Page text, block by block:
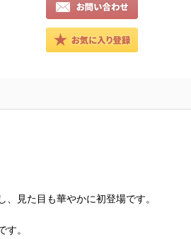
見た目も華やかに初登場です。
。